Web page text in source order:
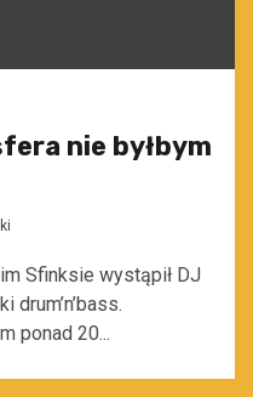
nie byłbym
Sfinksie wystąpił DJ
drum’n’bass.
ponad 20...